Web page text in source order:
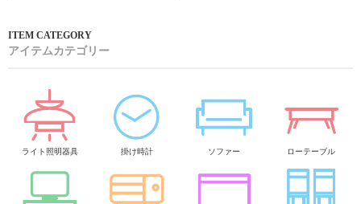
アイテムカテゴリー
ライト照明器具 掛け時計 ソファー ローテーブル